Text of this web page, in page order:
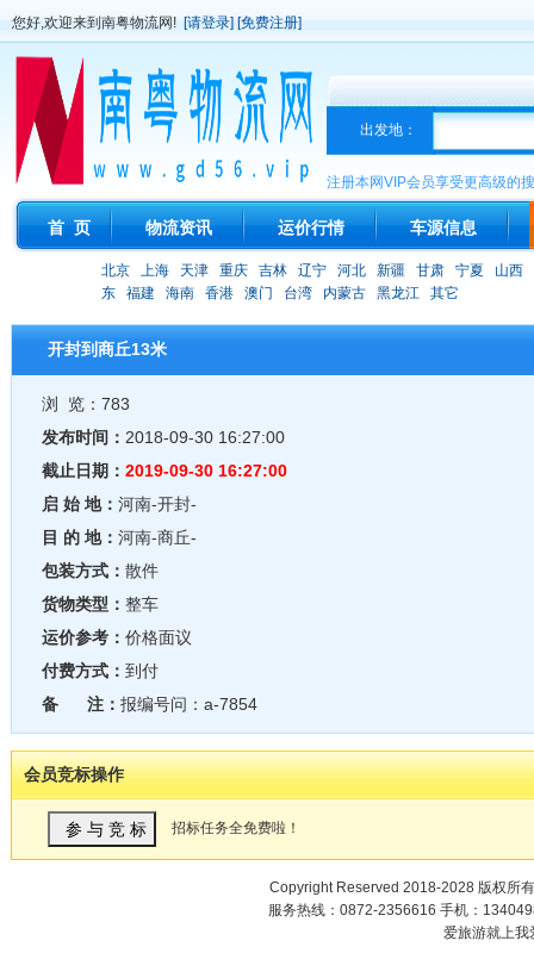
您好,欢迎来到南粤物流网! [请登录] [免费注册]
出发地：
注册本网VIP会员享受更高级的
首 页 物流资讯 运价行情 车源信息
北京 上海 天津 重庆 吉林 辽宁 河北 新疆 甘肃 宁夏
山西
东
福建 海南 香港 澳门 台湾 内蒙古 黑龙江 其它
开封到商丘13米
浏 览：783
发布时间： 2018-09-30 16:27:00
截止日期： 2019-09-30 16:27:00
启 始 地： 河南-开封-
目 的 地： 河南-商丘-
包装方式： 散件
货物类型： 整车
运价参考： 价格面议
付费方式： 到付
备 注： 报编号问：a-7854
会员竞标操作
招标任务全免费啦！
Copyright Reserved 2018-2028 版权所
服务热线：0872-2356616 手机：
爱旅游就上我